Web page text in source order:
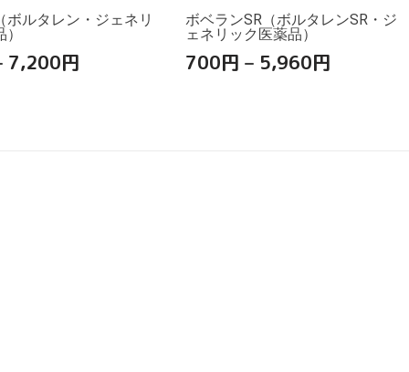
ボルタレン・ジェネリ
7,200円
ボベランSR（ボルタレンSR・ジ
ェネリック医薬品）
700円 – 5,960円